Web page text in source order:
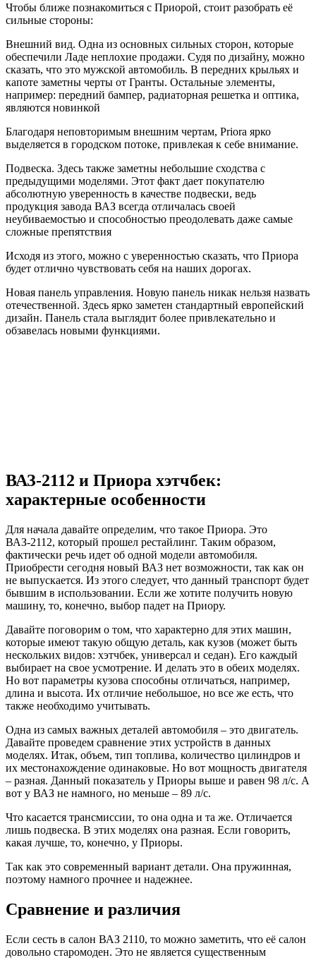
Чтобы ближе познакомиться с Приорой, стоит разобрать её
сильные стороны:
Внешний вид. Одна из основных сильных сторон, которые
обеспечили Ладе неплохие продажи. Судя по дизайну, можно
сказать, что это мужской автомобиль. В передних крыльях и
капоте заметны черты от Гранты. Остальные элементы,
например: передний бампер, радиаторная решетка и оптика,
являются новинкой
Благодаря неповторимым внешним чертам, Priora ярко
выделяется в городском потоке, привлекая к себе внимание.
Подвеска. Здесь также заметны небольшие сходства с
предыдущими моделями. Этот факт дает покупателю
абсолютную уверенность в качестве подвески, ведь
продукция завода ВАЗ всегда отличалась своей
неубиваемостью и способностью преодолевать даже самые
сложные препятствия
Исходя из этого, можно с уверенностью сказать, что Приора
будет отлично чувствовать себя на наших дорогах.
Новая панель управления. Новую панель никак нельзя назвать
отечественной. Здесь ярко заметен стандартный европейский
дизайн. Панель стала выглядит более привлекательно и
обзавелась новыми функциями.
ВАЗ-2112 и Приора хэтчбек:
характерные особенности
Для начала давайте определим, что такое Приора. Это
ВАЗ-2112, который прошел рестайлинг. Таким образом,
фактически речь идет об одной модели автомобиля.
Приобрести сегодня новый ВАЗ нет возможности, так как он
не выпускается. Из этого следует, что данный транспорт будет
бывшим в использовании. Если же хотите получить новую
машину, то, конечно, выбор падет на Приору.
Давайте поговорим о том, что характерно для этих машин,
которые имеют такую общую деталь, как кузов (может быть
нескольких видов: хэтчбек, универсал и седан). Его каждый
выбирает на свое усмотрение. И делать это в обеих моделях.
Но вот параметры кузова способны отличаться, например,
длина и высота. Их отличие небольшое, но все же есть, что
также необходимо учитывать.
Одна из самых важных деталей автомобиля – это двигатель.
Давайте проведем сравнение этих устройств в данных
моделях. Итак, объем, тип топлива, количество цилиндров и
их местонахождение одинаковые. Но вот мощность двигателя
– разная. Данный показатель у Приоры выше и равен 98 л/с. А
вот у ВАЗ не намного, но меньше – 89 л/с.
Что касается трансмиссии, то она одна и та же. Отличается
лишь подвеска. В этих моделях она разная. Если говорить,
какая лучше, то, конечно, у Приоры.
Так как это современный вариант детали. Она пружинная,
поэтому намного прочнее и надежнее.
Сравнение и различия
Если сесть в салон ВАЗ 2110, то можно заметить, что её салон
довольно старомоден. Это не является существенным